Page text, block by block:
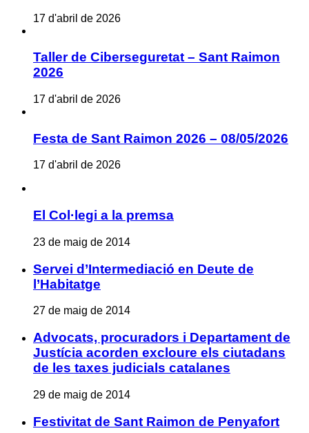
17 d'abril de 2026
Taller de Ciberseguretat – Sant Raimon
2026
17 d'abril de 2026
Festa de Sant Raimon 2026 – 08/05/2026
17 d'abril de 2026
El Col·legi a la premsa
23 de maig de 2014
Servei d’Intermediació en Deute de
l’Habitatge
27 de maig de 2014
Advocats, procuradors i Departament de
Justícia acorden excloure els ciutadans
de les taxes judicials catalanes
29 de maig de 2014
Festivitat de Sant Raimon de Penyafort